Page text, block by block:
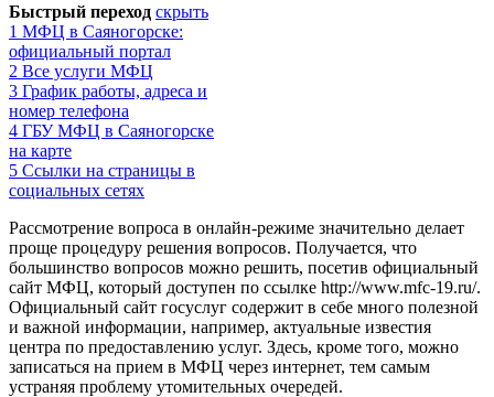
Быстрый переход скрыть
1 МФЦ в Саяногорске:
официальный портал
2 Все услуги МФЦ
3 График работы, адреса и
номер телефона
4 ГБУ МФЦ в Саяногорске
на карте
5 Ссылки на страницы в
социальных сетях
Рассмотрение вопроса в онлайн-режиме значительно делает
проще процедуру решения вопросов. Получается, что
большинство вопросов можно решить, посетив официальный
сайт МФЦ, который доступен по ссылке http://www.mfc-19.ru/.
Официальный сайт госуслуг содержит в себе много полезной
и важной информации, например, актуальные известия
центра по предоставлению услуг. Здесь, кроме того, можно
записаться на прием в МФЦ через интернет, тем самым
устраняя проблему утомительных очередей.